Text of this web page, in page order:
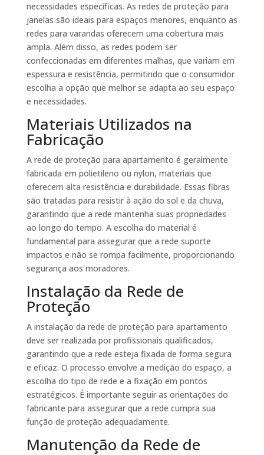
necessidades específicas. As redes de proteção para
janelas são ideais para espaços menores, enquanto as
redes para varandas oferecem uma cobertura mais
ampla. Além disso, as redes podem ser
confeccionadas em diferentes malhas, que variam em
espessura e resistência, permitindo que o consumidor
escolha a opção que melhor se adapta ao seu espaço
e necessidades.
Materiais Utilizados na
Fabricação
A rede de proteção para apartamento é geralmente
fabricada em polietileno ou nylon, materiais que
oferecem alta resistência e durabilidade. Essas fibras
são tratadas para resistir à ação do sol e da chuva,
garantindo que a rede mantenha suas propriedades
ao longo do tempo. A escolha do material é
fundamental para assegurar que a rede suporte
impactos e não se rompa facilmente, proporcionando
segurança aos moradores.
Instalação da Rede de
Proteção
A instalação da rede de proteção para apartamento
deve ser realizada por profissionais qualificados,
garantindo que a rede esteja fixada de forma segura
e eficaz. O processo envolve a medição do espaço, a
escolha do tipo de rede e a fixação em pontos
estratégicos. É importante seguir as orientações do
fabricante para assegurar que a rede cumpra sua
função de proteção adequadamente.
Manutenção da Rede de